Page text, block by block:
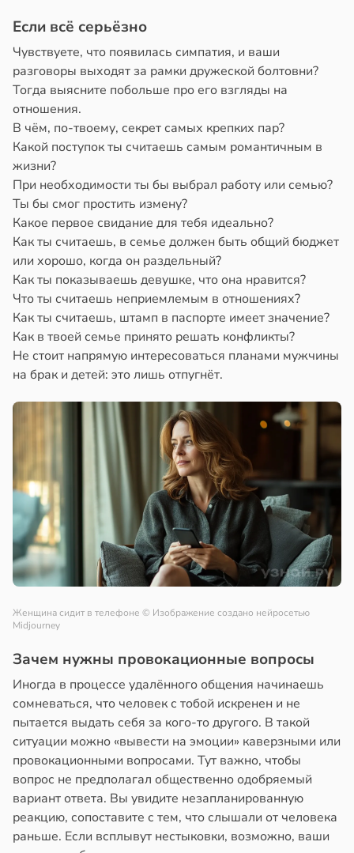
Если всё серьёзно
Чувствуете, что появилась симпатия, и ваши
разговоры выходят за рамки дружеской болтовни?
Тогда выясните побольше про его взгляды на
отношения.
В чём, по-твоему, секрет самых крепких пар?
Какой поступок ты считаешь самым романтичным в
жизни?
При необходимости ты бы выбрал работу или семью?
Ты бы смог простить измену?
Какое первое свидание для тебя идеально?
Как ты считаешь, в семье должен быть общий бюджет
или хорошо, когда он раздельный?
Как ты показываешь девушке, что она нравится?
Что ты считаешь неприемлемым в отношениях?
Как ты считаешь, штамп в паспорте имеет значение?
Как в твоей семье принято решать конфликты?
Не стоит напрямую интересоваться планами мужчины
на брак и детей: это лишь отпугнёт.
Женщина сидит в телефоне © Изображение создано нейросетью
Midjourney
Зачем нужны провокационные вопросы
Иногда в процессе удалённого общения начинаешь
сомневаться, что человек с тобой искренен и не
пытается выдать себя за кого-то другого. В такой
ситуации можно «вывести на эмоции» каверзными или
провокационными вопросами. Тут важно, чтобы
вопрос не предполагал общественно одобряемый
вариант ответа. Вы увидите незапланированную
реакцию, сопоставите с тем, что слышали от человека
раньше. Если всплывут нестыковки, возможно, ваши